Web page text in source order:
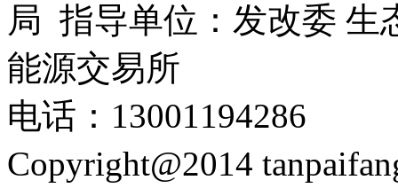
局 指导单位：发改委 生
能源交易所
电话：13001194286
Copyright@2014